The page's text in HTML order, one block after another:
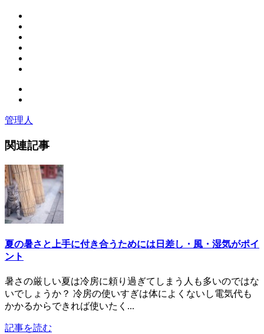
管理人
関連記事
夏の暑さと上手に付き合うためには日差し・風・湿気がポイ
ント
暑さの厳しい夏は冷房に頼り過ぎてしまう人も多いのではな
いでしょうか？ 冷房の使いすぎは体によくないし電気代も
かかるからできれば使いたく...
記事を読む